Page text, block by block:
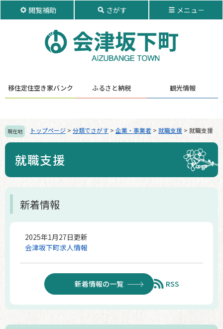
本
閲覧補助 さがす メニュ－
移住定住空き家バンク ふるさと納税 観光情報
現在地 トップページ > 分類でさがす > 企業・事業者 > 就職支援 > 就職支援
就職支援
本
新着情報
2025年1月27日更新
会津坂下町求人情報
新着情報の一覧 RSS